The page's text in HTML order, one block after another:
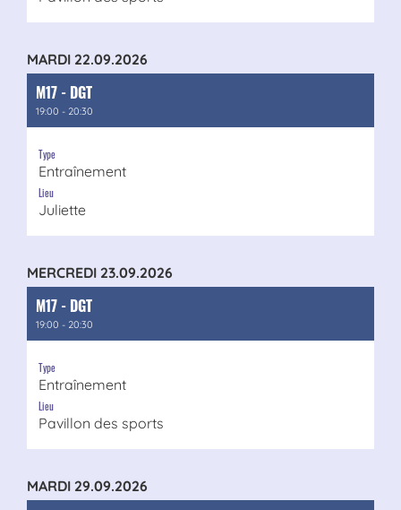
MARDI 22.09.2026
M17 - DGT
19:00 - 20:30
Type
Entraînement
Lieu
Juliette
MERCREDI 23.09.2026
M17 - DGT
19:00 - 20:30
Type
Entraînement
Lieu
Pavillon des sports
MARDI 29.09.2026